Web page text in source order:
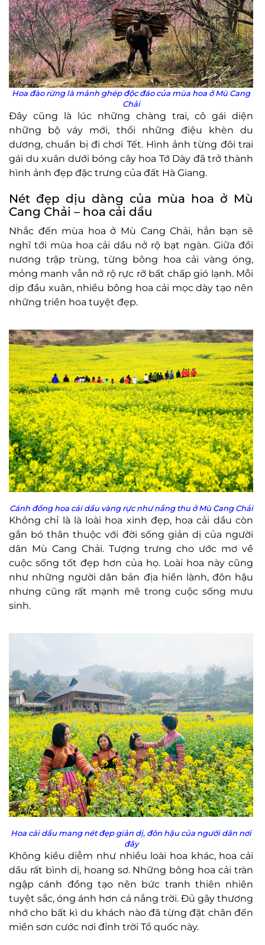
Hoa đào rừng là mảnh ghép độc đáo của mùa hoa ở Mù Cang
Chải
Đây cũng là lúc những chàng trai, cô gái diện
những bộ váy mới, thổi những điệu khèn du
dương, chuẩn bị đi chơi Tết. Hình ảnh từng đôi trai
gái du xuân dưới bóng cây hoa Tớ Dày đã trở thành
hình ảnh đẹp đặc trưng của đất Hà Giang.
Nét đẹp dịu dàng của mùa hoa ở Mù
Cang Chải – hoa cải dầu
Nhắc đến mùa hoa ở Mù Cang Chải, hẳn bạn sẽ
nghĩ tới mùa hoa cải dầu nở rộ bạt ngàn. Giữa đồi
nương trập trùng, từng bông hoa cải vàng óng,
mỏng manh vẫn nở rộ rực rỡ bất chấp gió lạnh. Mỗi
dịp đầu xuân, nhiều bông hoa cải mọc dày tạo nên
những triền hoa tuyệt đẹp.
Cánh đồng hoa cải dầu vàng rực như nắng thu ở Mù Cang Chải
Không chỉ là là loài hoa xinh đẹp, hoa cải dầu còn
gắn bó thân thuộc với đời sống giản dị của người
dân Mù Cang Chải. Tượng trưng cho ước mơ về
cuộc sống tốt đẹp hơn của họ. Loài hoa này cũng
như những người dân bản địa hiền lành, đôn hậu
nhưng cũng rất mạnh mẽ trong cuộc sống mưu
sinh.
Hoa cải dầu mang nét đẹp giản dị, đôn hậu của người dân nơi
đây
Không kiều diễm như nhiều loài hoa khác, hoa cải
dầu rất bình dị, hoang sơ. Những bông hoa cải tràn
ngập cánh đồng tạo nên bức tranh thiên nhiên
tuyệt sắc, óng ánh hơn cả nắng trời. Đủ gây thương
nhớ cho bất kì du khách nào đã từng đặt chân đến
miền sơn cước nơi đỉnh trời Tổ quốc này.